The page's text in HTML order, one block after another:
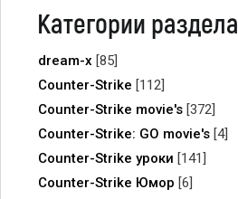
Категории раздела
dream-x [85]
Counter-Strike [112]
Counter-Strike movie's [372]
Counter-Strike: GO movie's [4]
Counter-Strike уроки [141]
Counter-Strike Юмор [6]